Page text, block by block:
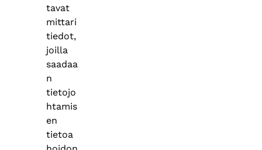
tavat
mittari
tiedot,
joilla
saadaa
n
tietojo
htamis
en
tietoa